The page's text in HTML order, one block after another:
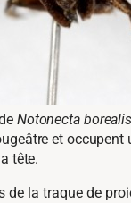
Notonecta borealis
et occupent
tête.
de la traque de